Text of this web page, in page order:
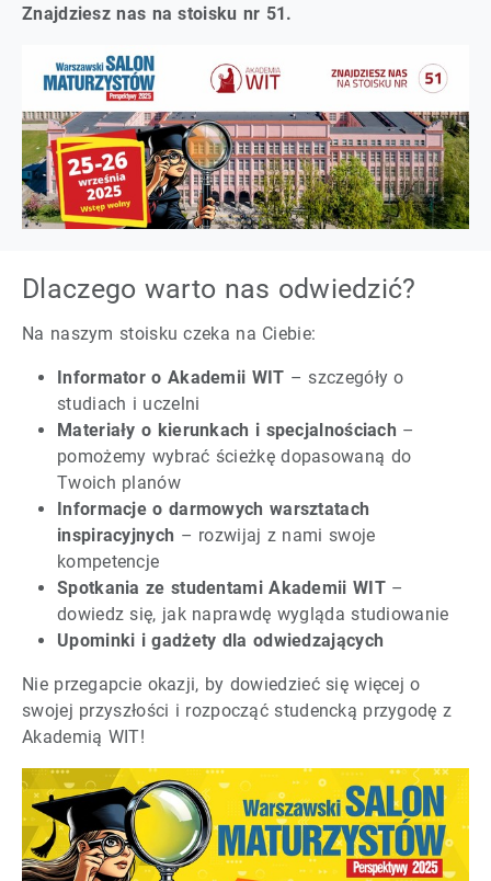
Znajdziesz nas na stoisku nr 51.
Dlaczego warto nas odwiedzić?
Na naszym stoisku czeka na Ciebie:
Informator o Akademii WIT – szczegóły o
studiach i uczelni
Materiały o kierunkach i specjalnościach –
pomożemy wybrać ścieżkę dopasowaną do
Twoich planów
Informacje o darmowych warsztatach
inspiracyjnych – rozwijaj z nami swoje
kompetencje
Spotkania ze studentami Akademii WIT–
dowiedz się, jak naprawdę wygląda studiowanie
Upominki i gadżety dla odwiedzających
Nie przegapcie okazji, by dowiedzieć się więcej o
swojej przyszłości i rozpocząć studencką przygodę z
Akademią WIT!